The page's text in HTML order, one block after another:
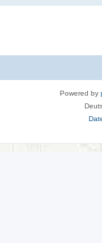
Powered by